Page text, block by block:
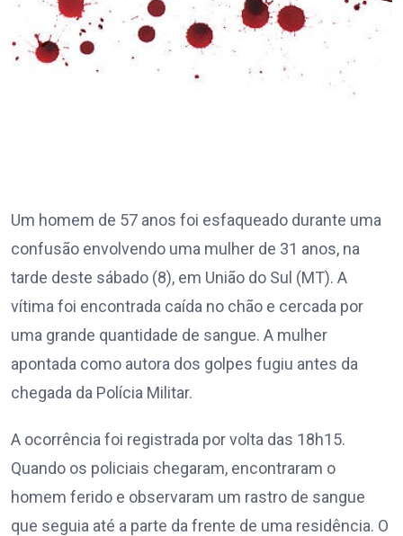
Um homem de 57 anos foi esfaqueado durante uma
confusão envolvendo uma mulher de 31 anos, na
tarde deste sábado (8), em União do Sul (MT). A
vítima foi encontrada caída no chão e cercada por
uma grande quantidade de sangue. A mulher
apontada como autora dos golpes fugiu antes da
chegada da Polícia Militar.
A ocorrência foi registrada por volta das 18h15.
Quando os policiais chegaram, encontraram o
homem ferido e observaram um rastro de sangue
que seguia até a parte da frente de uma residência. O